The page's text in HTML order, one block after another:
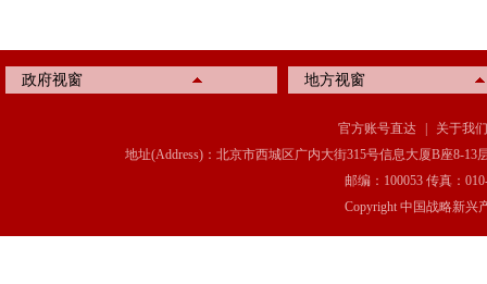
政府视窗 地方视窗
官方账号直达
关于我们
地址(Address)：北京市西城区广内大街315号信息大厦B座8-13
邮编：100053 传真：
Copyright 中国战略新兴